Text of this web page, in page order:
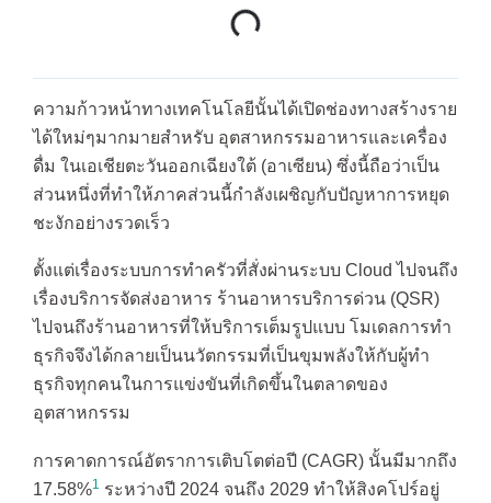
ความก้าวหน้าทางเทคโนโลยีนั้นได้เปิดช่องทางสร้างราย
ได้ใหม่ๆมากมายสำหรับ อุตสาหกรรมอาหารและเครื่อง
ดื่ม ในเอเชียตะวันออกเฉียงใต้ (อาเซียน) ซึ่งนี้ถือว่าเป็น
ส่วนหนึ่งที่ทำให้ภาคส่วนนี้กำลังเผชิญกับปัญหาการหยุด
ชะงักอย่างรวดเร็ว
ตั้งแต่เรื่องระบบการทำครัวที่สั่งผ่านระบบ Cloud ไปจนถึง
เรื่องบริการจัดส่งอาหาร ร้านอาหารบริการด่วน (QSR)
ไปจนถึงร้านอาหารที่ให้บริการเต็มรูปแบบ โมเดลการทำ
ธุรกิจจึงได้กลายเป็นนวัตกรรมที่เป็นขุมพลังให้กับผู้ทำ
ธุรกิจทุกคนในการแข่งขันที่เกิดขึ้นในตลาดของ
อุตสาหกรรม
การคาดการณ์อัตราการเติบโตต่อปี (CAGR) นั้นมีมากถึง
17.58%1 ระหว่างปี 2024 จนถึง 2029 ทำให้สิงคโปร์อยู่